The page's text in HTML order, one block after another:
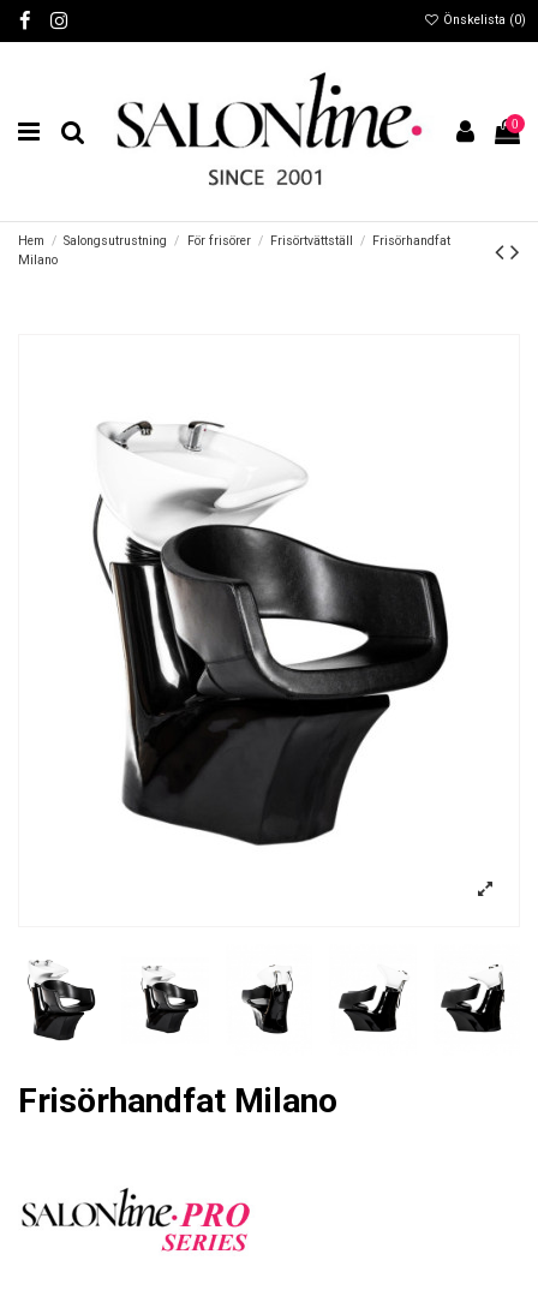
Önskelista (0)
0
Hem Salongsutrustning För frisörer Frisörtvättställ
Frisörhandfat
Milano
Frisörhandfat Milano